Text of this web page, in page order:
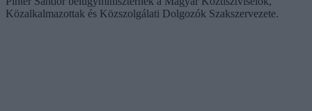
Közalkalmazottak és Közszolgálati Dolgozók Szakszervezete.